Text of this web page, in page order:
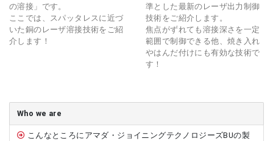
サイドバー
Who we are
こんなところにアマダ・ジョイニングテクノロジーズBUの製
の溶接」です。
ここでは、スパッタレスに近づ
いた銅のレーザ溶接技術をご紹
介します！
準とした最新のレーザ出力制御
技術をご紹介します。
焦点がずれても溶接深さを一定
範囲で制御できる他、焼き入れ
やはんだ付けにも有効な技術で
す！